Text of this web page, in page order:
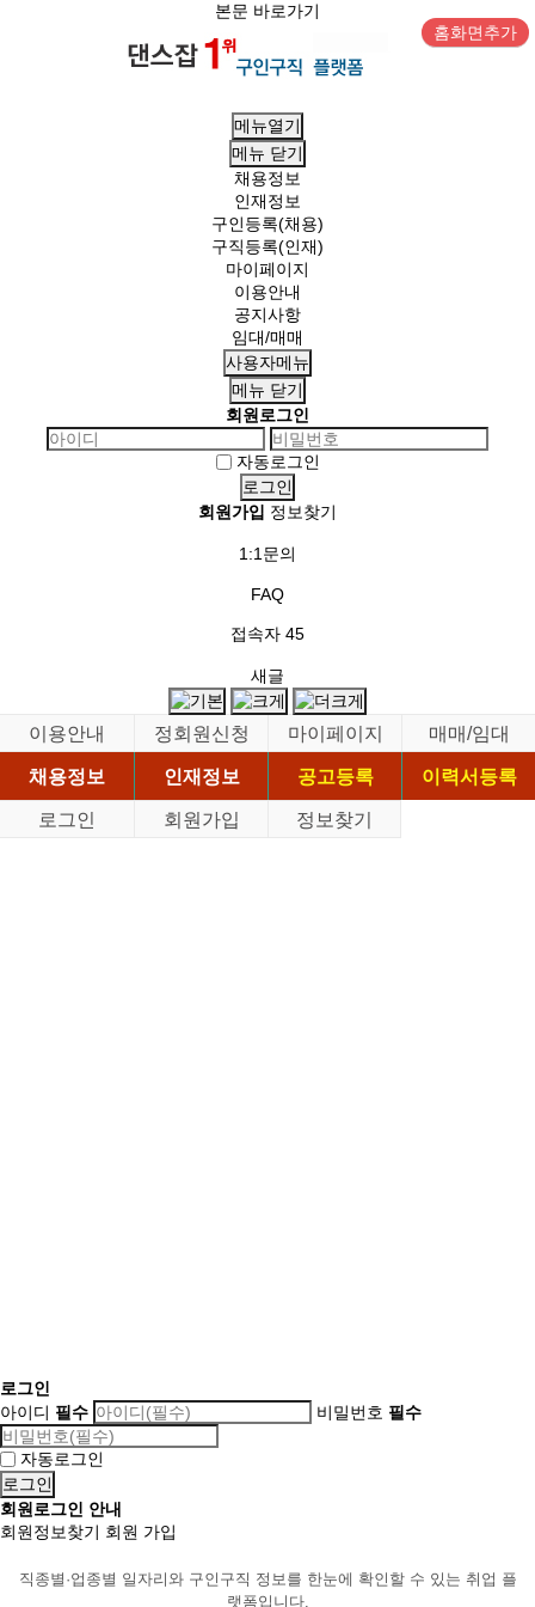
본문 바로가기
홈화면추가
메뉴열기
메뉴 닫기
채용정보
인재정보
구인등록(채용)
구직등록(인재)
마이페이지
이용안내
공지사항
임대/매매
사용자메뉴
메뉴 닫기
회원로그인
자동로그인
회원가입 정보찾기
1:1문의
FAQ
접속자 45
새글
이용안내 정회원신청 마이페이지
매매/임대
채용정보
인재정보 공고등록
이력서등록
로그인
회원가입 정보찾기
로그인
아이디 필수 비밀번호 필수
자동로그인
회원로그인 안내
회원정보찾기 회원 가입
직종별·업종별 일자리와 구인구직 정보를 한눈에 확인할 수 있는 취업 플
랫폼입니다.